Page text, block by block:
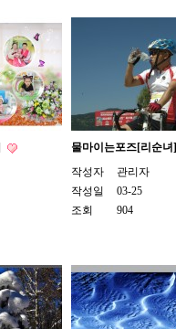
물마이는포즈[리순녀]
작성자
관리자
작성일
03-25
조회
904